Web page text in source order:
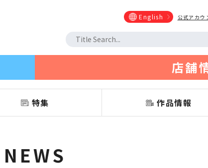
English 公式アカウ
店舗
特集 作品情報
NEWS